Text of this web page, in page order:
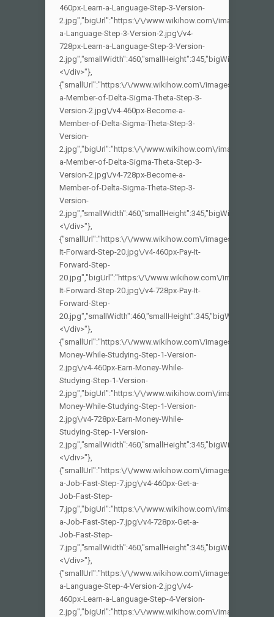
460px-Learn-a-Language-Step-3-Version-
2.jpg","bigUrl":"https:\/\/www.wikihow.com\/images\/
a-Language-Step-3-Version-2.jpg\/v4-
728px-Learn-a-Language-Step-3-Version-
<\/div>"},
{"smallUrl":"https:\/\/www.wikihow.com\/images_en\/
a-Member-of-Delta-Sigma-Theta-Step-3-
Version-2.jpg\/v4-460px-Become-a-
Member-of-Delta-Sigma-Theta-Step-3-
Version-
2.jpg","bigUrl":"https:\/\/www.wikihow.com\/images\/
a-Member-of-Delta-Sigma-Theta-Step-3-
Version-2.jpg\/v4-728px-Become-a-
Member-of-Delta-Sigma-Theta-Step-3-
Version-
<\/div>"},
{"smallUrl":"https:\/\/www.wikihow.com\/images_en\/
It-Forward-Step-20.jpg\/v4-460px-Pay-It-
Forward-Step-
20.jpg","bigUrl":"https:\/\/www.wikihow.com\/images\/
It-Forward-Step-20.jpg\/v4-728px-Pay-It-
Forward-Step-
<\/div>"},
{"smallUrl":"https:\/\/www.wikihow.com\/images_en\/
Money-While-Studying-Step-1-Version-
2.jpg\/v4-460px-Earn-Money-While-
Studying-Step-1-Version-
2.jpg","bigUrl":"https:\/\/www.wikihow.com\/images\/
Money-While-Studying-Step-1-Version-
2.jpg\/v4-728px-Earn-Money-While-
Studying-Step-1-Version-
<\/div>"},
{"smallUrl":"https:\/\/www.wikihow.com\/images_en\/
a-Job-Fast-Step-7.jpg\/v4-460px-Get-a-
Job-Fast-Step-
7.jpg","bigUrl":"https:\/\/www.wikihow.com\/images\/
a-Job-Fast-Step-7.jpg\/v4-728px-Get-a-
Job-Fast-Step-
<\/div>"},
{"smallUrl":"https:\/\/www.wikihow.com\/images_en\/
a-Language-Step-4-Version-2.jpg\/v4-
460px-Learn-a-Language-Step-4-Version-
2.jpg","bigUrl":"https:\/\/www.wikihow.com\/images\/